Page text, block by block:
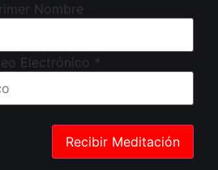
Nombre
Electrónico *